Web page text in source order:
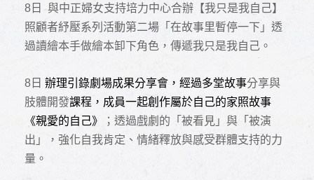
8 日 與中正婦女支持培力中心合辦【我只是我自己】
照顧者紓壓系列活動第二場「在故事里暫停一下」透
過讀繪本手做繪本卸下角色，傳遞我只是我自己。
8 日 辦理引錄劇場成果分享會，經過多堂故事分享與
肢體開發課程，成員一起創作屬於自己的家照故事
《親愛的自己》
；透過戲劇的「被看見」與「被演
出」，強化自我肯定、情緒釋放與感受群體支持的力
量。